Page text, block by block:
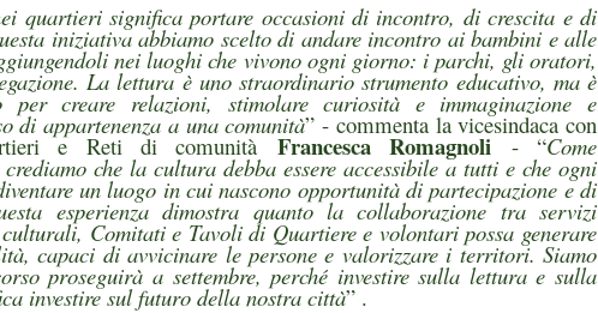
quartieri significa portare occasioni di incontro, di crescita e di
iniziativa abbiamo scelto di andare incontro ai bambini e alle
nei luoghi che vivono ogni giorno: i parchi, gli oratori,
La lettura è uno straordinario strumento educativo, ma è
per creare relazioni, stimolare curiosità e immaginazione e
di appartenenza a una comunità” - commenta la vicesindaca con
e Reti di comunità Francesca Romagnoli - “Come
che la cultura debba essere accessibile a tutti e che ogni
un luogo in cui nascono opportunità di partecipazione e di
esperienza dimostra quanto la collaborazione tra servizi
Comitati e Tavoli di Quartiere e volontari possa generare
capaci di avvicinare le persone e valorizzare i territori. Siamo
proseguirà a settembre, perché investire sulla lettura e sulla
investire sul futuro della nostra città” .